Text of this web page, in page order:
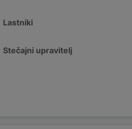
Lastniki
Stečajni upravitelj